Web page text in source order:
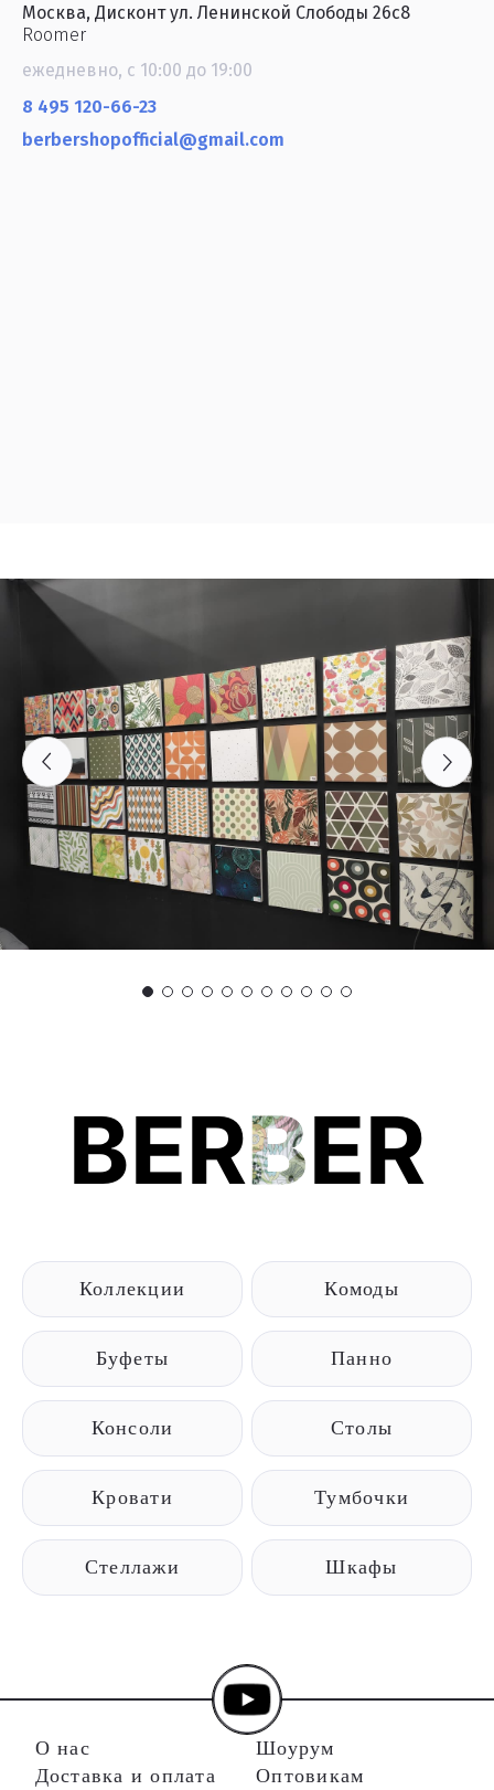
Москва, Дисконт ул. Ленинской Слободы 26с8
Roomer
ежедневно, с 10:00 до 19:00
8 495 120-66-23
berbershopofficial@gmail.com
BERBER
Коллекции Комоды
Буфеты Панно
Консоли Столы
Кровати Тумбочки
Стеллажи Шкафы
О нас
Доставка и оплата
Шоурум
Оптовикам